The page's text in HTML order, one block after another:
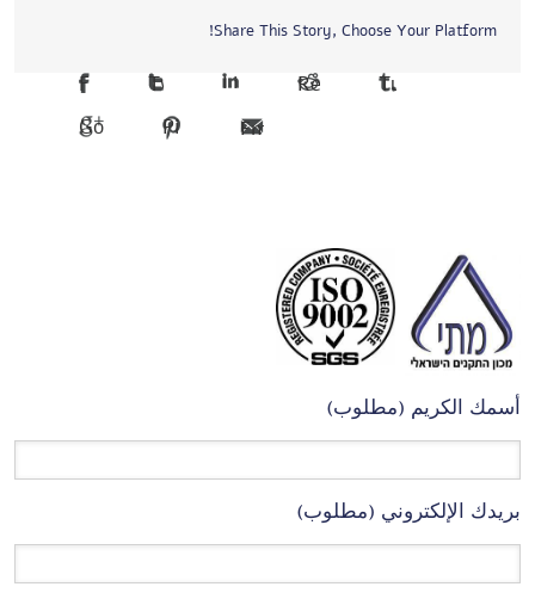
Share This Story, Choose Your Platform!
FacebookTwitter LinkedInReddit
Tumblr
Google +1PinterestEmail
أسمك الكريم (مطلوب)
بريدك الإلكتروني (مطلوب)